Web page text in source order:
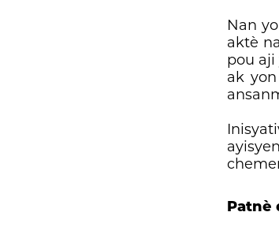
Nan
aktè
pou aji
ak
Patnè